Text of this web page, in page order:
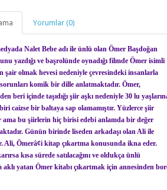
Yorumlar (0)
Nalet Bebe adı ile ünlü olan Ömer Başdoğan
yazdığı ve başrolünde oynadığı filmde Ömer isimli
şair olmak hevesi nedeniyle çevresindeki insanlarla
sorunları komik bir dille anlatmaktadır. Ömer,
beri içinde taşıdığı şiir aşkı nedeniyle 30 lu
caizse bir baltaya sap olamamıştır. Yüzlerce şiir
ama bu şiirlerin hiç birisi edebi anlamda bir değer
Günün birinde liseden arkadaşı olan Ali ile
Ali, Ömerâ¢i kitap çıkartma konusunda ikna eder.
kısa sürede satılacağını ve oldukça ünlü
aklı yatan Ömer kitabı çıkartmak için annesinden